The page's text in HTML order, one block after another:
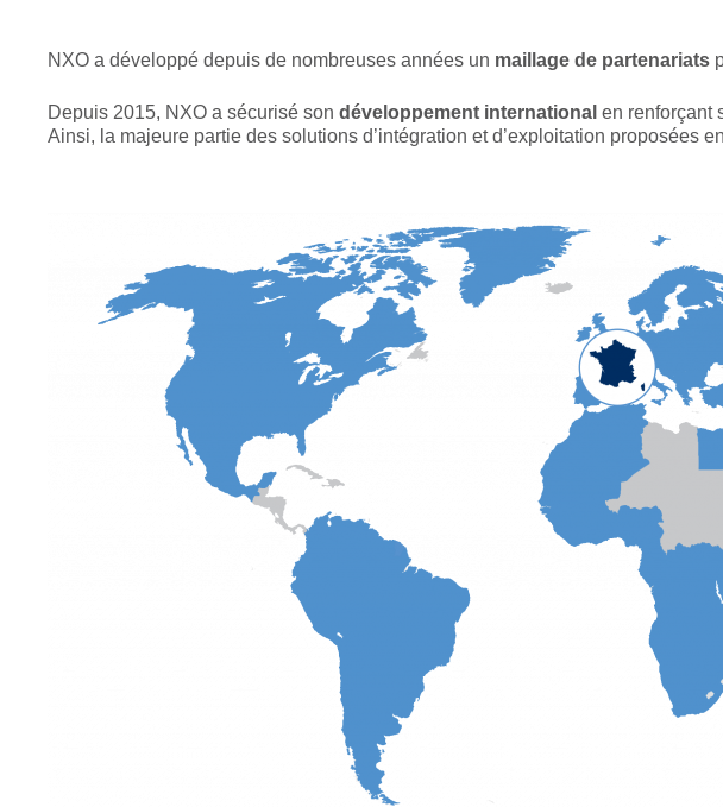
NXO a développé depuis de nombreuses années un maillage de partenariats
Depuis 2015, NXO a sécurisé sondéveloppement international en renforçant
Ainsi, la majeure partie des solutions d’intégration et d’exploitation proposées